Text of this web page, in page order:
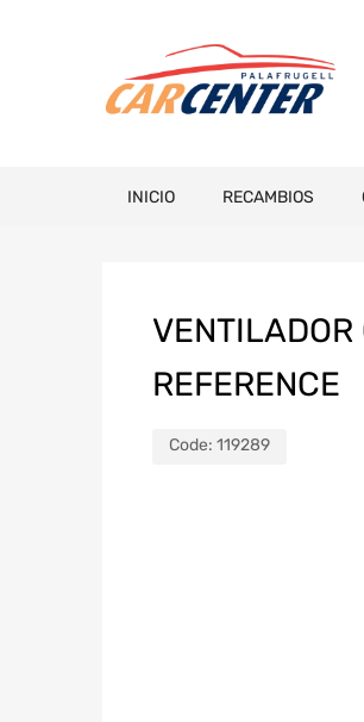
INICIO RECAMBIOS
VENTILADOR
REFERENCE
Code: 119289